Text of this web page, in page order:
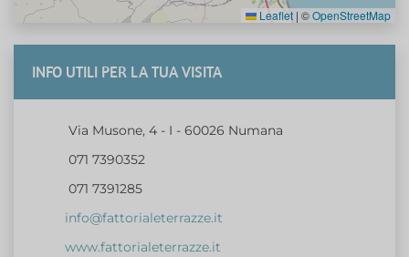
Leaflet | ©OpenStreetMap
INFO UTILI PER LA TUA VISITA
Via Musone, 4 - I - 60026 Numana
071 7390352
071 7391285
info@fattorialeterrazze.it
www.fattorialeterrazze.it